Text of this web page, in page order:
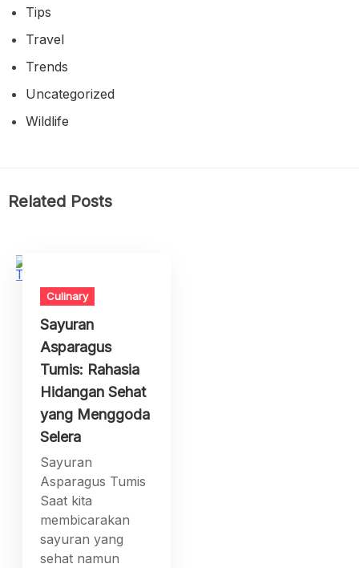
Tips
Travel
Trends
Uncategorized
Wildlife
Related Posts
Culinary
Sayuran
Asparagus
Tumis: Rahasia
Hidangan Sehat
yang Menggoda
Selera
Sayuran
Asparagus Tumis
Saat kita
membicarakan
sayuran yang
sehat namun